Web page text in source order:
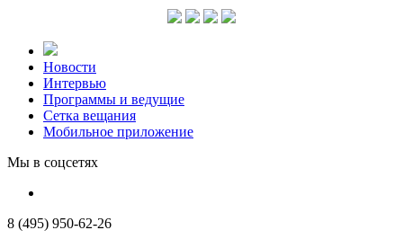
Новости
Интервью
Программы и ведущие
Сетка вещания
Мобильное приложение
Мы в соцсетях
8 (495) 950-62-26